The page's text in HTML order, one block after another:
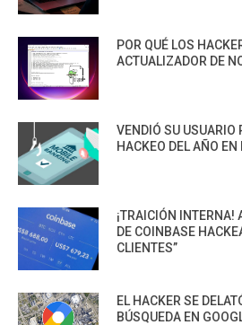
POR QUÉ LOS
ACTUALIZADOR DE
VENDIÓ SU USUARIO
HACKEO DEL AÑO
¡TRAICIÓN INTERNA!
DE COINBASE
CLIENTES”
EL HACKER SE
BÚSQUEDA EN